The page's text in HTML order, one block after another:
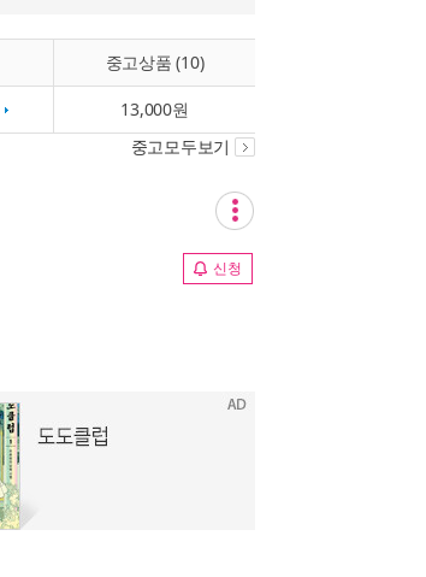
중고상품 (10)
13,000원
중고모두보기
신청